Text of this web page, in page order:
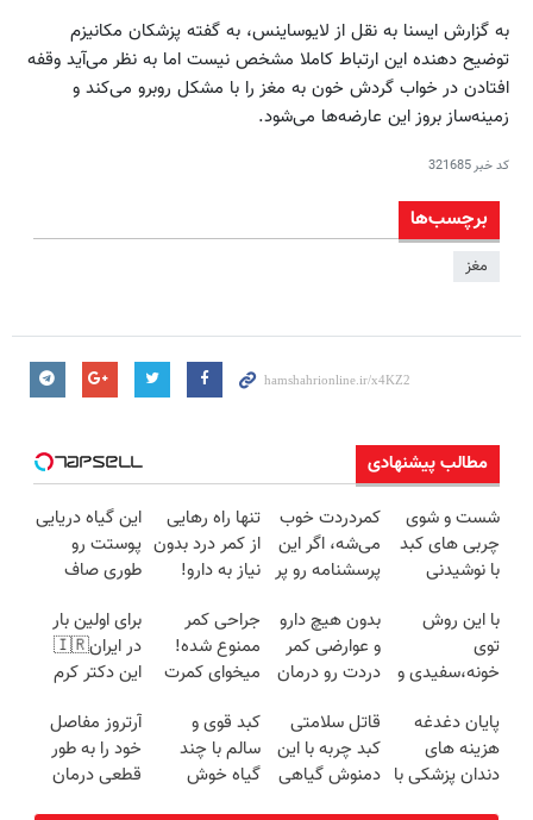
به گزارش ایسنا به نقل از لایوساینس، به گفته پزشکان مکانیزم
توضیح دهنده این ارتباط کاملا مشخص نیست اما به نظر می‌آید وقفه
افتادن در خواب گردش خون به مغز را با مشکل روبرو می‌کند و
زمینه‌ساز بروز این عارضه‌ها می‌شود.
کد خبر321685
برچسب‌ها
مغز
مطالب پیشنهادی
شست و شوی
چربی های کبد
با نوشیدنی
کمردردت خوب
می‌شه، اگر این
پرسشنامه رو پر
تنها راه رهایی
از کمر درد بدون
نیاز به دارو!
این گیاه دریایی
پوستت رو
طوری صاف
20سال جوون
شدی🔥
با این روش
توی
خونه،سفیدی و
برگردون
(40%off)
بدون هیچ دارو
و عوارضی کمر
دردت رو درمان
(پرسش‌نامه)
جراحی کمر
ممنوع شده!
میخوای کمرت
درمان کنی؟
((پرسش‌نامه))
برای اولین بار
در ایران🇮🇷
این دکتر کرم
روزه ساخت!
پایان دغدغه
هزینه های
دندان پزشکی با
قاتل سلامتی
کبد چربه با این
دمنوش گیاهی
کبد قوی و
سالم با چند
گیاه خوش
آرتروز مفاصل
خود را به طور
قطعی درمان